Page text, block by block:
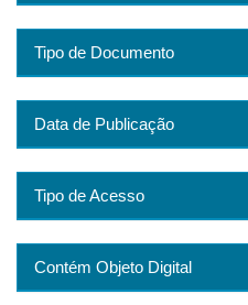
Tipo de Documento
Data de Publicação
Tipo de Acesso
Contém Objeto Digital